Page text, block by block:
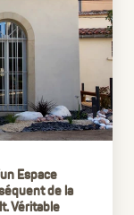
Espace
de la
Véritable